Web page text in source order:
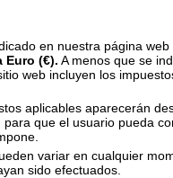
en nuestra página
Euro (€). A menos que se
web incluyen los
aplicables aparecerán
que el usuario pueda
variar en cualquier
sido efectuados.